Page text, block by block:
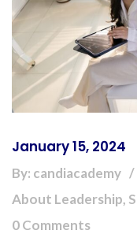
January 15, 2024
By: candiacademy
About Leadership,
0 Comments